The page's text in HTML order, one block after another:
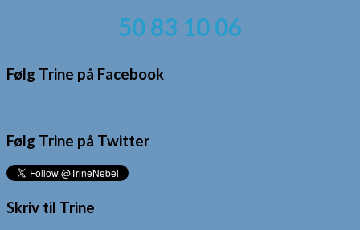
50 83 10 06
Følg Trine på Facebook
Følg Trine på Twitter
Skriv til Trine